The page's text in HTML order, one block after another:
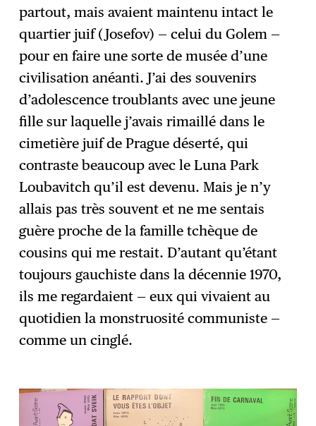
partout, mais avaient maintenu intact le
quartier juif (Josefov) — celui du Golem —
pour en faire une sorte de musée d’une
civilisation anéanti. J’ai des souvenirs
d’adolescence troublants avec une jeune
fille sur laquelle j’avais rimaillé dans le
cimetière juif de Prague déserté, qui
contraste beaucoup avec le Luna Park
Loubavitch qu’il est devenu. Mais je n’y
allais pas très souvent et ne me sentais
guère proche de la famille tchèque de
cousins qui me restait. D’autant qu’étant
toujours gauchiste dans la décennie 1970,
ils me regardaient — eux qui vivaient au
quotidien la monstruosité communiste —
comme un cinglé.